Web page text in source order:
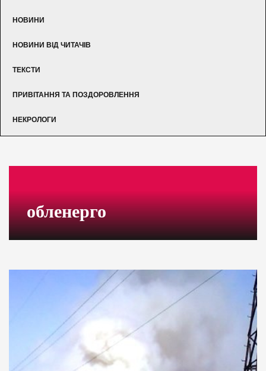
НОВИНИ
НОВИНИ ВІД ЧИТАЧІВ
ТЕКСТИ
ПРИВІТАННЯ ТА ПОЗДОРОВЛЕННЯ
НЕКРОЛОГИ
обленерго